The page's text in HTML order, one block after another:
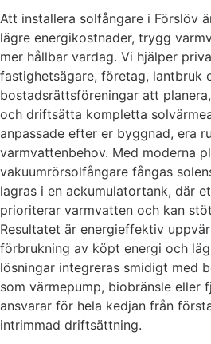
Att installera solfångare i Förslöv
lägre energikostnader, trygg
mer hållbar vardag. Vi hjälper
fastighetsägare, företag, lantbruk
bostadsrättsföreningar att
och driftsätta kompletta
anpassade efter er byggnad, era
varmvattenbehov. Med moderna
vakuumrörsolfångare fångas
lagras i en ackumulatortank, där
prioriterar varmvatten och kan
Resultatet är energieffektiv
förbrukning av köpt energi och
lösningar integreras smidigt med
som värmepump, biobränsle eller
ansvarar för hela kedjan från
intrimmad driftsättning.